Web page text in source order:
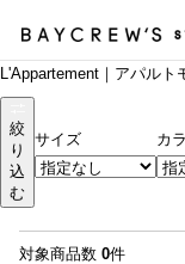
L'Appartement｜アパルト
絞
り
込
む
サイズ カ
対象商品数 0件